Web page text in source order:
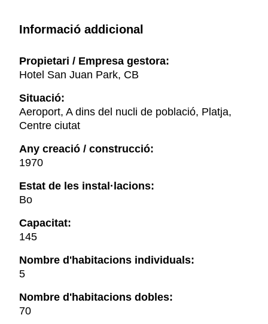
Informació addicional
Propietari / Empresa gestora:
Hotel San Juan Park, CB
Situació:
Aeroport, A dins del nucli de població, Platja,
Centre ciutat
Any creació / construcció:
1970
Estat de les instal·lacions:
Bo
Capacitat:
145
Nombre d'habitacions individuals:
5
Nombre d'habitacions dobles:
70